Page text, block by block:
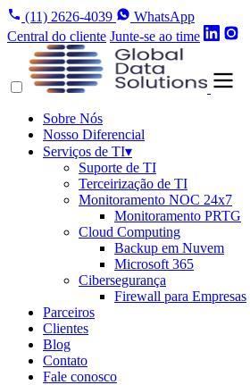
(11) 2626-4039
WhatsApp
Central do cliente Junte-se ao time
Sobre Nós
Nosso Diferencial
Serviços de TI▾
Suporte de TI
Terceirização de TI
Monitoramento NOC 24x7
Monitoramento PRTG
Cloud Computing
Backup em Nuvem
Microsoft 365
Cibersegurança
Firewall para Empresas
Parceiros
Clientes
Blog
Contato
Fale conosco